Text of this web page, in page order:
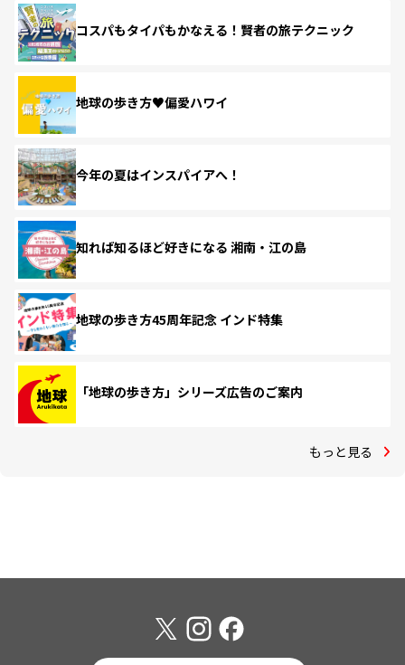
コスパもタイパもかなえる！賢者の旅テクニック
地球の歩き方♥偏愛ハワイ
今年の夏はインスパイアへ！
知れば知るほど好きになる 湘南・江の島
地球の歩き方45周年記念 インド特集
「地球の歩き方」シリーズ広告のご案内
もっと見る